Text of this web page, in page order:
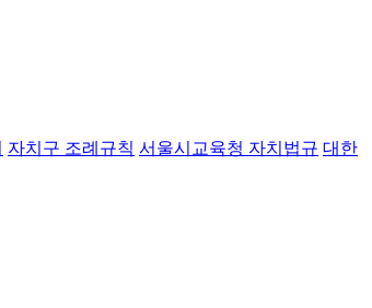
자치구 조례규칙 서울시교육청 자치법규 대한